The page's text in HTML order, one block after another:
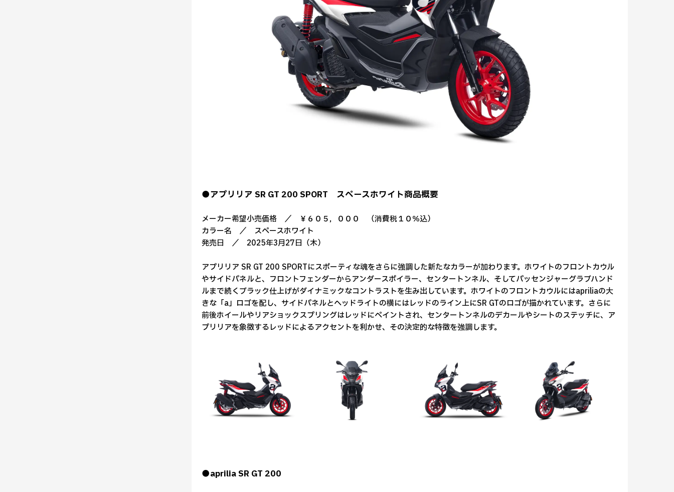
●アプリリア SR GT 200 SPORT スペースホワイト商品概要
メーカー希望小売価格 ／ ￥６０５，０００ （消費税１０％込）
カラー名 ／ スペースホワイト
発売日 ／ 2025年3月27日（木）
アプリリア SR GT 200 SPORTにスポーティな魂をさらに強調した新たなカラーが加わります。ホワイトのフロントカウル
やサイドパネルと、フロントフェンダーからアンダースポイラー、センタートンネル、そしてパッセンジャーグラブハンド
ルまで続くブラック仕上げがダイナミックなコントラストを生み出しています。ホワイトのフロントカウルにはapriliaの大
きな「a」ロゴを配し、サイドパネルとヘッドライトの横にはレッドのライン上にSR GTのロゴが描かれています。さらに
前後ホイールやリアショックスプリングはレッドにペイントされ、センタートンネルのデカールやシートのステッチに、ア
プリリアを象徴するレッドによるアクセントを利かせ、その決定的な特徴を強調します。
●aprilia SR GT 200